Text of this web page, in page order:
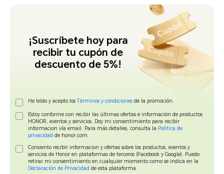
¡Suscríbete hoy para
recibir tu cupón de
descuento de 5%!
He leído y acepto losTérminos y condiciones de la promoción.
Estoy conforme con recibir las últimas ofertas e información de productos
HONOR, eventos y servicios. Doy mi consentimiento para recibir
informacion vía email. Para más detalles, consulta la Política de
privacidad de honor.com.
Consiento recibir informacion y ofertas sobre los productos, eventos y
servicios de Honor en plataformas de terceros (Facebook y Google). Puedo
retirar mi consentimiento en cualquier momento como se indica en la
Declaración de Privacidad de esta plataforma.